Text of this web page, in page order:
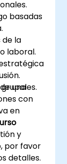
basadas
la
laboral.
una
en
y
con
por favor
detalles.